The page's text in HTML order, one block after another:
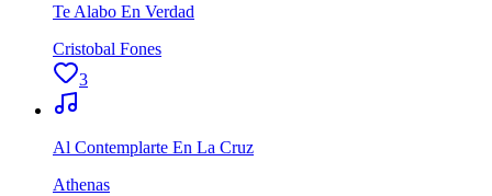
Te Alabo En Verdad
Cristobal Fones
3
Al Contemplarte En La Cruz
Athenas